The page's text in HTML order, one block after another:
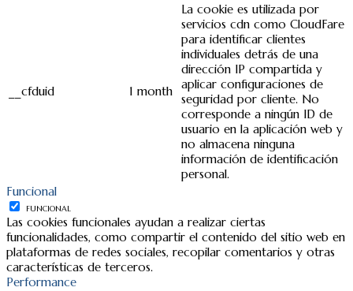
__cfduid 1 month
La cookie es utilizada por
servicios cdn como CloudFare
para identificar clientes
individuales detrás de una
dirección IP compartida y
aplicar configuraciones de
seguridad por cliente. No
corresponde a ningún ID de
usuario en la aplicación web y
no almacena ninguna
información de identificación
personal.
Funcional
FUNCIONAL
Las cookies funcionales ayudan a realizar ciertas
funcionalidades, como compartir el contenido del sitio web en
plataformas de redes sociales, recopilar comentarios y otras
características de terceros.
Performance